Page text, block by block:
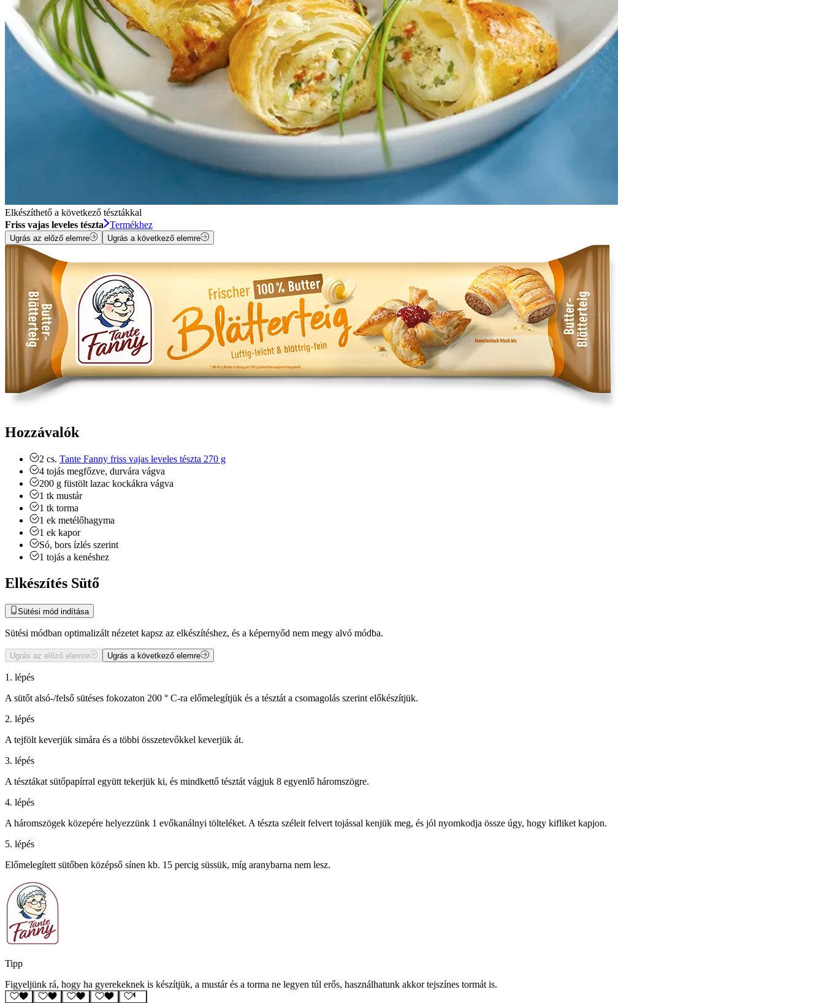
Elkészíthető a következő tésztákkal
Friss vajas leveles tészta
Termékhez
Ugrás az előző elemre Ugrás a következő elemre
Hozzávalók
2 cs. Tante Fanny friss vajas leveles tészta 270 g
4 tojás megfőzve, durvára vágva
200 g füstölt lazac kockákra vágva
1 tk mustár
1 tk torma
1 ek metélőhagyma
1 ek kapor
Só, bors ízlés szerint
1 tojás a kenéshez
Elkészítés Sütő
Sütési mód indítása
Sütési módban optimalizált nézetet kapsz az elkészítéshez, és a képernyőd nem megy alvó módba.
Ugrás az előző elemre Ugrás a következő elemre
1. lépés
A sütőt alsó-/felső sütéses fokozaton 200 ° C-ra előmelegítjük és a tésztát a csomagolás szerint előkészítjük.
2. lépés
A tejfölt keverjük simára és a többi összetevőkkel keverjük át.
3. lépés
A tésztákat sütőpapírral együtt tekerjük ki, és mindkettő tésztát vágjuk 8 egyenlő háromszögre.
4. lépés
A háromszögek közepére helyezzünk 1 evőkanálnyi tölteléket. A tészta széleit felvert tojással kenjük meg, és jól nyomkodja össze úgy, hogy kifliket kapjon.
5. lépés
Előmelegített sütőben középső sínen kb. 15 percig süssük, míg aranybarna nem lesz.
Tipp
Figyeljünk rá, hogy ha gyerekeknek is készítjük, a mustár és a torma ne legyen túl erős, használhatunk akkor tejszínes tormát is.